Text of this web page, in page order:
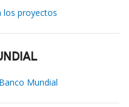
los proyectos
Mundial